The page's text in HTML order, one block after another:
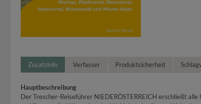
Zusatzinfo Verfasser Produktsicherheit
Hauptbeschreibung
Der Trescher-Reiseführer NIEDERÖSTERREICH erschließt